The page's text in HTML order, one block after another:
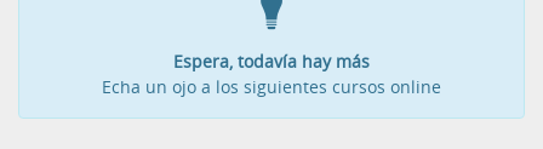
Espera, todavía hay más
Echa un ojo a los siguientes cursos online